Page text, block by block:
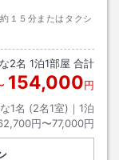
１５分またはタクシ
2名 1泊1部屋 合計
154,000円
1名 (2名1室)｜ 1泊
円〜77,000円